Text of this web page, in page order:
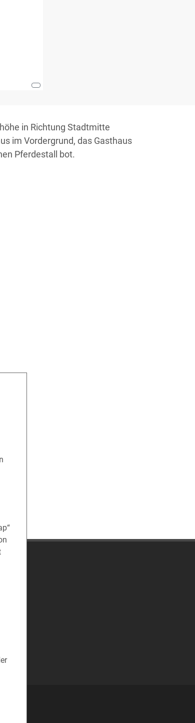
in Richtung Stadtmitte
im Vordergrund, das Gasthaus
Pferdestall bot.